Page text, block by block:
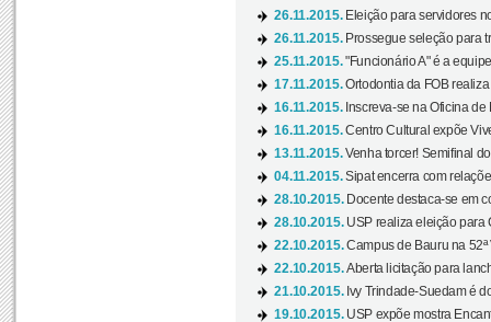
26.11.2015. Eleição para servidores
26.11.2015. Prossegue seleção para
25.11.2015."Funcionário A" é a
17.11.2015.Ortodontia da FOB
16.11.2015. Inscreva-se na Oficina
16.11.2015.Centro Cultural expõe
13.11.2015.Venha torcer! Semifinal
04.11.2015.Sipat encerra com
28.10.2015. Docente destaca-se em
28.10.2015. USP realiza eleição para
22.10.2015.Campus de Bauru na
22.10.2015.Aberta licitação para
21.10.2015. Ivy Trindade-Suedam é
19.10.2015. USP expõe mostra